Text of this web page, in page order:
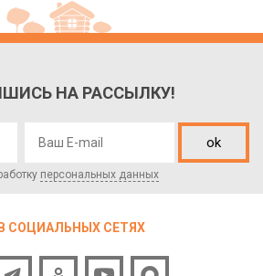
НА РАССЫЛКУ!
ok
персональных данных
СОЦИАЛЬНЫХ СЕТЯХ